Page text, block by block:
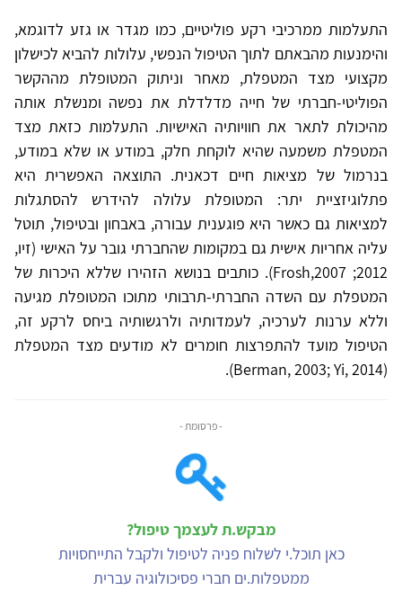
התעלמות ממרכיבי רקע פוליטיים, כמו מגדר או גזע לדוגמא,
והימנעות מהבאתם לתוך הטיפול הנפשי, עלולות להביא לכישלון
מקצועי מצד המטפלת, מאחר וניתוק המטופלת מההקשר
הפוליטי-חברתי של חייה מדלדלת את נפשה ומנשלת אותה
מהיכולת לתאר את חוויותיה האישיות. התעלמות כזאת מצד
המטפלת משמעה שהיא לוקחת חלק, במודע או שלא במודע,
בנרמול של מציאות חיים דכאנית. התוצאה האפשרית היא
פתלוגיזציית יתר: המטופלת עלולה להידרש להסתגלות
למציאות גם כאשר היא פוגענית עבורה, באבחון ובטיפול, תוטל
עליה אחריות אישית גם במקומות שהחברתי גובר על האישי (זיו,
2012; Frosh,2007). כותבים בנושא הזהירו שללא היכרות של
המטפלת עם השדה החברתי-תרבותי מתוכו המטופלת מגיעה
וללא ערנות לערכיה, לעמדותיה ולרגשותיה ביחס לרקע זה,
הטיפול מועד להתפרצות חומרים לא מודעים מצד המטפלת
(Berman, 2003; Yi, 2014).
- פרסומת -
מבקש.ת לעצמך טיפול?
כאן תוכל.י לשלוח פניה לטיפול ולקבל התייחסויות
ממטפלות.ים חברי פסיכולוגיה עברית